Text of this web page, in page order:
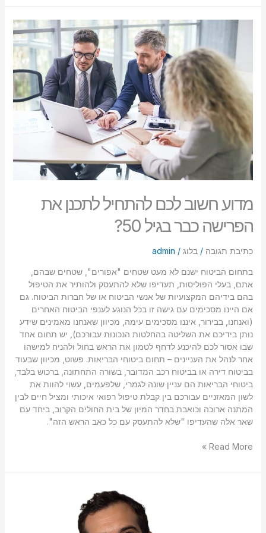
מדוע חשוב לכם להתחיל לתכנן את
הפרישה כבר בגיל 50?
כתיבת תגובה / בלוג/
admin
בתחום הביטוח ישנם לא מעט שטחים "אפורים", שטחים שבהם,
אתם, בעלי הפוליסות, תעדיפו שלא להתעסק ולהותיר את הטיפול
בהם בידיהם המקצועיות של אנשי הביטוח או של חברות הביטוח. גם
אם היינו מסכימים עם גישה זו בכל הנוגע לענפי הביטוח האחרים
(ואנחנו, בבירור, איננו מסכימים עימה, מכיוון שאנחנו מאמינים שידע
נותן בידיכם את השליטה בהחלטות הנכונות עבורכם), יש תחום אחד
שבו אסור לכם להיכנע לדחף לטמון את הראש בחול ולהניח למישהו
אחר לנהל את העניינים – תחום ביטוחי הבריאות. פשוט, מכיוון שבעוד
בביטוח דירה או בביטוח רכב המדובר, בשורה התחתונה, ברכוש בלבד,
ביטוחי הבריאות הם עניין שונה לגמרי, שלפעמים, עשוי להוות את
לשון המאזניים עבורכם בין קבלת טיפול רפואי איכותי ומציל חיים לבין
המתנה ארוכה וכואבת בחדר המיון של בית החולים הקרוב, ביחד עם
שאר אלה שהעדיפו "שלא להתעסק עם כל כאב הראש הזה".
מדוע
חשוב
להתחיל
לתכנן
את
הפרישה
כבר
בגיל
50?
Read More »